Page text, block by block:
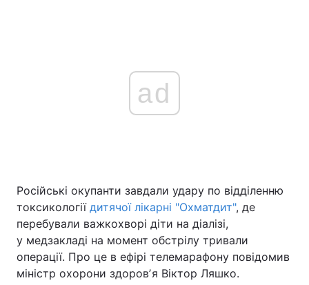
Головна Війна
Україна Політика
Економіка Світ
ad
Російські окупанти завдали удару по відділенню
токсикології дитячої лікарні "Охматдит", де
перебували важкохворі діти на діалізі,
у медзакладі на момент обстрілу тривали
операції. Про це в ефірі телемарафону повідомив
міністр охорони здоровʼя Віктор Ляшко.